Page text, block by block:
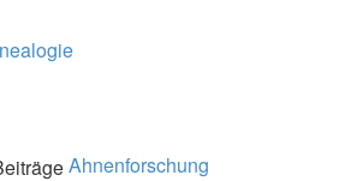
Ahnenforschung